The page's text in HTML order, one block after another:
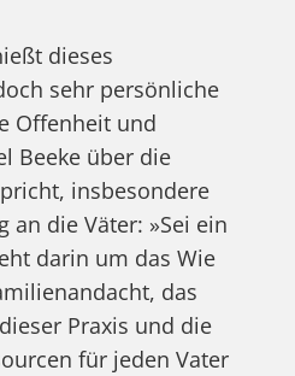
dieses
sehr persönliche
Offenheit und
Beeke über die
insbesondere
an die Väter: »Sei ein
darin um das Wie
das
Praxis und die
für jeden Vater